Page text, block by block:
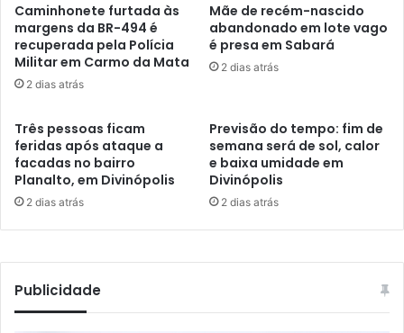
Caminhonete furtada às
margens da BR-494 é
recuperada pela Polícia
Militar em Carmo da Mata
2 dias atrás
Mãe de recém-nascido
abandonado em lote vago
é presa em Sabará
2 dias atrás
Três pessoas ficam
feridas após ataque a
facadas no bairro
Planalto, em Divinópolis
2 dias atrás
Previsão do tempo: fim de
semana será de sol, calor
e baixa umidade em
Divinópolis
2 dias atrás
Publicidade